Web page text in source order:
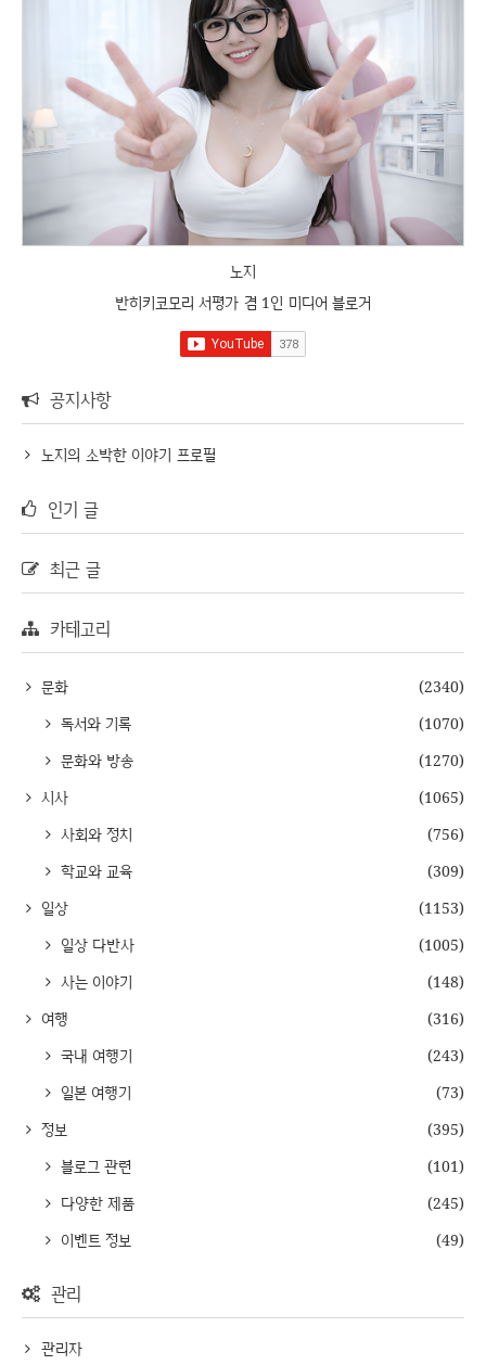
노지
반히키코모리 서평가 겸 1인 미디어 블로거
공지사항
노지의 소박한 이야기 프로필
인기 글
최근 글
카테고리
문화
(2340)
독서와 기록
(1070)
문화와 방송
(1270)
시사
(1065)
사회와 정치
(756)
학교와 교육
(309)
일상
(1153)
일상 다반사
(1005)
사는 이야기
(148)
여행
(316)
국내 여행기
(243)
일본 여행기
(73)
정보
(395)
블로그 관련
(101)
다양한 제품
(245)
이벤트 정보
(49)
관리
관리자